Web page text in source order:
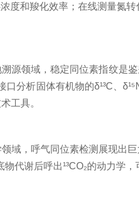
度和羧化效率；在线测量氮
领域，稳定同位素指纹是鉴
口分析固体有机物的δ¹³C、
工具。
，呼气同位素检测展现出巨大
物代谢后呼出¹³CO₂的动力学